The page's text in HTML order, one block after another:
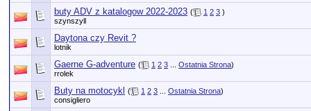
buty ADV z katalogow 2022-2023 ( 1 2 3 )
szynszyll
Daytona czy Revit ?
lotnik
Gaerne G-adventure ( 1 2 3 Ostatnia Strona)
rrolek
Buty na motocykl ( 1 2 3 Ostatnia Strona)
consigliero